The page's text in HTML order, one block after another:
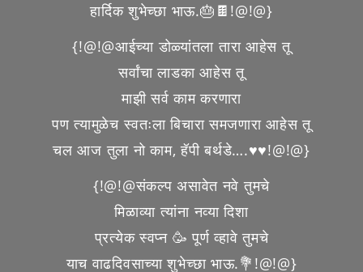
हार्दिक शुभेच्छा भाऊ.🎂🍫!@!@}
{!@!@आईच्या डोळ्यांतला तारा आहेस तू
सर्वांचा लाडका आहेस तू
माझी सर्व काम करणारा
पण त्यामुळेच स्वतःला बिचारा समजणारा आहेस तू
चल आज तुला नो काम, हॅपी बर्थडे….♥️♥️!@!@}
{!@!@संकल्प असावेत नवे तुमचे
मिळाव्या त्यांना नव्या दिशा
प्रत्येक स्वप्न 🥳 पूर्ण व्हावे तुमचे
याच वाढदिवसाच्या शुभेच्छा भाऊ.💐!@!@}